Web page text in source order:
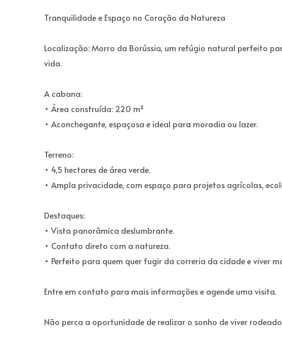
Tranquilidade e Espaço no Coração da Natureza
Localização: Morro da Borússia, um refúgio natural perfeito
vida.
A cabana:
• Área construída: 220 m²
• Aconchegante, espaçosa e ideal para moradia ou lazer.
Terreno:
• 4,5 hectares de área verde.
• Ampla privacidade, com espaço para projetos agrícolas,
Destaques:
• Vista panorâmica deslumbrante.
• Contato direto com a natureza.
• Perfeito para quem quer fugir da correria da cidade e viver
Entre em contato para mais informações e agende uma visita.
Não perca a oportunidade de realizar o sonho de viver